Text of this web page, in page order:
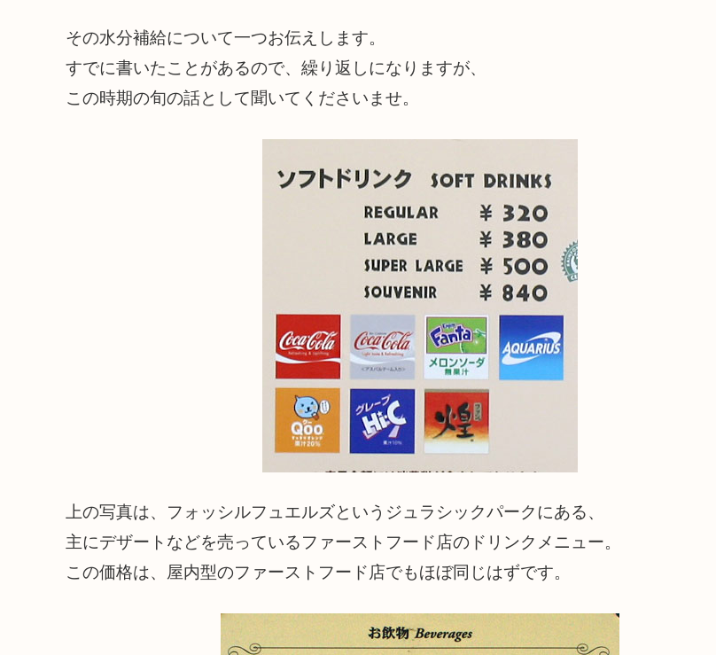
その水分補給について一つお伝えします。
すでに書いたことがあるので、繰り返しになりますが、
この時期の旬の話として聞いてくださいませ。
上の写真は、フォッシルフュエルズというジュラシックパークにある、
主にデザートなどを売っているファーストフード店のドリンクメニュー。
この価格は、屋内型のファーストフード店でもほぼ同じはずです。